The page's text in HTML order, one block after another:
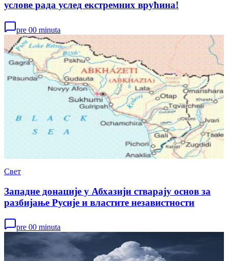
услове рада услед екстремних врућина!
pre 00 minuta
Свет
Западне донације у Абхазији стварају основ за
разбијање Русије и властите независтности
pre 00 minuta